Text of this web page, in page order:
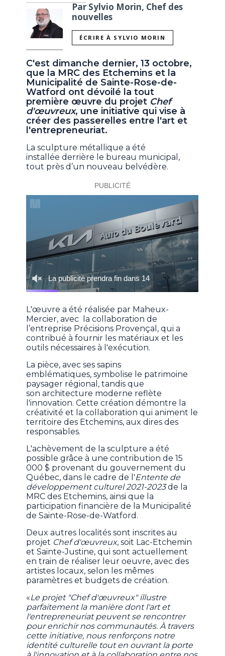
Par Sylvio Morin, Chef des
nouvelles
ÉCRIRE À SYLVIO MORIN
C'est dimanche dernier, 13 octobre,
que la MRC des Etchemins et la
Municipalité de Sainte-Rose-de-
Watford ont dévoilé la tout
première œuvre du projet Chef
d'œuvreux, une initiative qui vise à
créer des passerelles entre l'art et
l'entrepreneuriat.
La sculpture métallique a été
installée derrière le bureau municipal,
tout près d’un nouveau belvédère.
L'œuvre a été réalisée par Maheux-
Mercier, avec la collaboration de
l’entreprise Précisions Provençal, qui a
contribué à fournir les matériaux et les
outils nécessaires à l'exécution.
La pièce, avec ses sapins
emblématiques, symbolise le patrimoine
paysager régional, tandis que
son architecture moderne reflète
l'innovation. Cette création démontre la
créativité et la collaboration qui animent le
territoire des Etchemins, aux dires des
responsables.
L'achèvement de la sculpture a été
possible grâce à une contribution de 15
000 $ provenant du gouvernement du
Québec, dans le cadre de l'Entente de
développement culturel 2021-2023de la
MRC des Etchemins, ainsi que la
participation financière de la Municipalité
de Sainte-Rose-de-Watford.
Deux autres localités sont inscrites au
projet Chef d'œuvreux, soit Lac-Etchemin
et Sainte-Justine, qui sont actuellement
en train de réaliser leur oeuvre, avec des
artistes locaux, selon les mêmes
paramètres et budgets de création.
«Le projet "Chef d'œuvreux" illustre
parfaitement la manière dont l'art et
l'entrepreneuriat peuvent se rencontrer
pour enrichir nos communautés. À travers
cette initiative, nous renforçons notre
identité culturelle tout en ouvrant la porte